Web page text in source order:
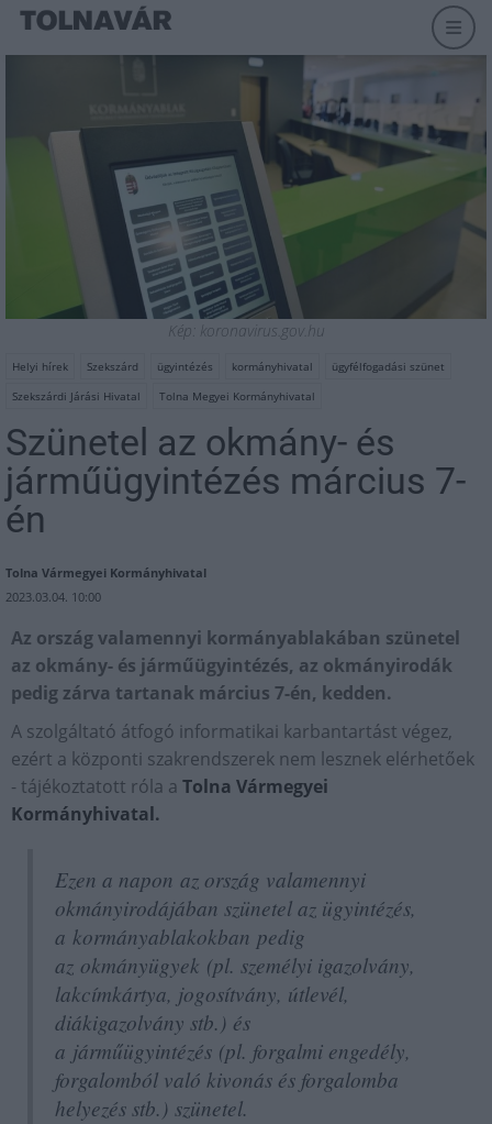
Kép: koronavirus.gov.hu
Helyi hírek Szekszárd ügyintézés kormányhivatal
ügyfélfogadási szünet
Szekszárdi Járási Hivatal
Tolna Megyei Kormányhivatal
Szünetel az okmány- és
járműügyintézés március 7-
én
Tolna Vármegyei Kormányhivatal
2023.03.04. 10:00
Az ország valamennyi kormányablakában szünetel
az okmány- és járműügyintézés, az okmányirodák
pedig zárva tartanak március 7-én, kedden.
A szolgáltató átfogó informatikai karbantartást végez,
ezért a központi szakrendszerek nem lesznek elérhetőek
- tájékoztatott róla a Tolna Vármegyei
Kormányhivatal.
Ezen a napon az ország valamennyi
okmányirodájában szünetel az ügyintézés,
a kormányablakokban pedig
az okmányügyek (pl. személyi igazolvány,
lakcímkártya, jogosítvány, útlevél,
diákigazolvány stb.) és
a járműügyintézés (pl. forgalmi engedély,
forgalomból való kivonás és forgalomba
helyezés stb.) szünetel.